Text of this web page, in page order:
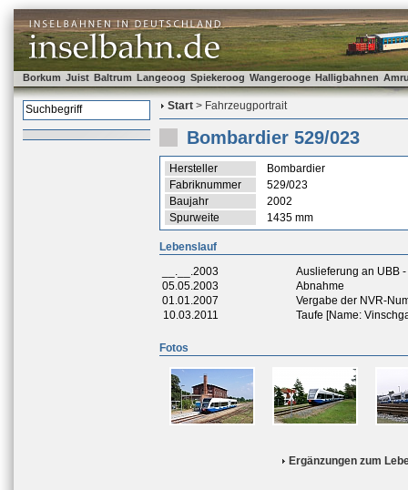
Borkum Juist Baltrum Langeoog Spiekeroog Wangerooge Halligbahnen
Start > Fahrzeugportrait
Bombardier 529/023
Hersteller
Bombardier
Fabriknummer
529/023
Baujahr
2002
Spurweite
1435 mm
Lebenslauf
__.__.2003
Auslieferung an UBB
05.05.2003
Abnahme
01.01.2007
Vergabe der NVR-
10.03.2011
Taufe [Name:
Fotos
Ergänzungen zum